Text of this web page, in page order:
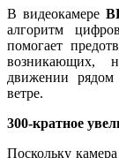
В видеокамере
алгоритм
помогает
возникающих,
движении
ветре.
300-кратное
Поскольку